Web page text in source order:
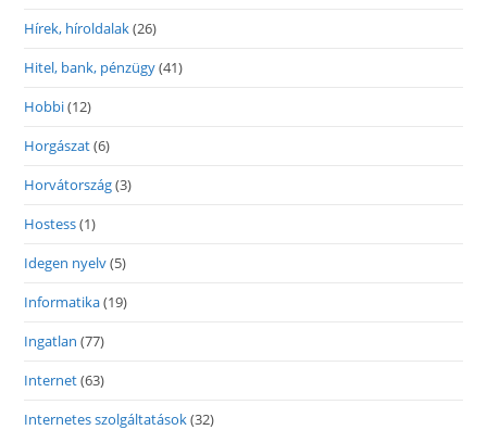
Hírek, híroldalak(26)
Hitel, bank, pénzügy(41)
Hobbi(12)
Horgászat(6)
Horvátország(3)
Hostess(1)
Idegen nyelv(5)
Informatika(19)
Ingatlan (77)
Internet(63)
Internetes szolgáltatások(32)